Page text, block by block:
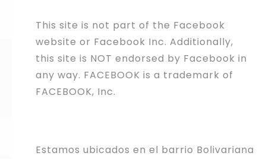
This site is not part of the Facebook
website or Facebook Inc. Additionally,
this site is NOT endorsed by Facebook in
any way. FACEBOOK is a trademark of
FACEBOOK, Inc.
Estamos ubicados en el barrio Bolivariana